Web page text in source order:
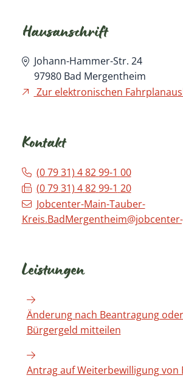
Hausanschrift
Johann-Hammer-Str. 24
97980 Bad Mergentheim
Zur elektronischen
Kontakt
(0 79 31) 4 82 99-1 00
(0 79 31) 4 82 99-1 20
Jobcenter-Main-Tauber-
Leistungen
Änderung nach Beantragung
Bürgergeld mitteilen
Antrag auf Weiterbewilligung von